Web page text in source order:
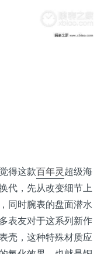
得这款百年灵 超级海
代，先从改变细节上
同时腕表的盘面潜水
表友对于这系列新作
壳，这种特殊材质应